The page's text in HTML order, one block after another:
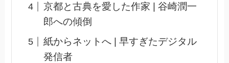
京都と古典を愛した作家 | 谷崎潤一
郎への傾倒
紙からネットへ | 早すぎたデジタル
発信者